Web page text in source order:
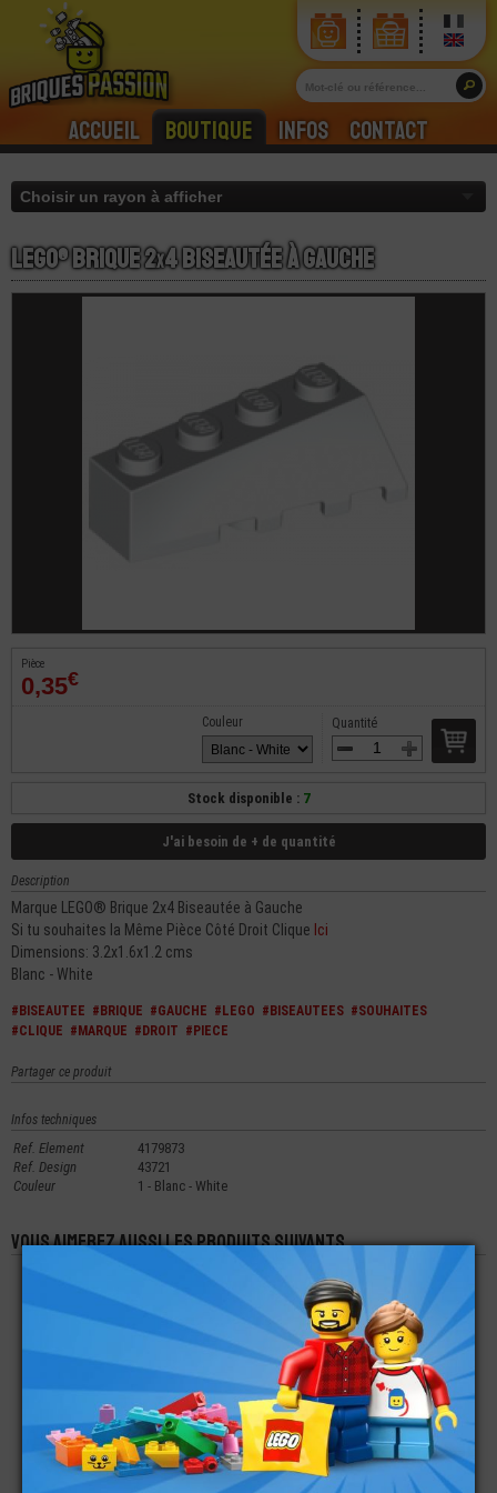
Accueil Boutique Infos Contact
LEGO® Brique 2x4 Biseautée à Gauche
Pièce
0,35€
Quantité
Couleur
Stock disponible : 7
J'ai besoin de + de quantité
Description
Marque LEGO® Brique 2x4 Biseautée à Gauche
Si tu souhaites la Même Pièce Côté Droit Clique Ici
Dimensions: 3.2x1.6x1.2 cms
Blanc - White
#BISEAUTEE #BRIQUE #GAUCHE #LEGO #BISEAUTEES #SOUHAITES
#CLIQUE #MARQUE #DROIT #PIECE
Partager ce produit
Infos techniques
Ref. Element
4179873
Ref. Design
43721
Couleur
1 - Blanc - White
Vous aimerez aussi les produits suivants
LEGO® BRIQUE 2X2
ARRONDIE 1/4 DE
CERCLE
0,12€
LEGO® BRIQUE DEMI-
CERCLE 1X2
0,25€
LEGO® BRIQUE 1X1 -
1 TENON CREUX
0,14
LEGO® QUART DE
LEGO® BRIQUE
LEGO® BRIQUE